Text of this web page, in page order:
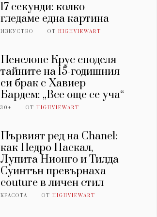
17 секунди: колко
гледаме една картина
ИЗКУСТВО ОТHIGHVIEWART
Пенелопе Крус споделя
тайните на 15-годишния
си брак с Хавиер
Бардем: „Все още се уча“
30+ ОТHIGHVIEWART
Първият ред на Chanel:
как Педро Паскал,
Лупита Нионго и Тилда
Суинтън превърнаха
couture в личен стил
КРАСОТА ОТHIGHVIEWART